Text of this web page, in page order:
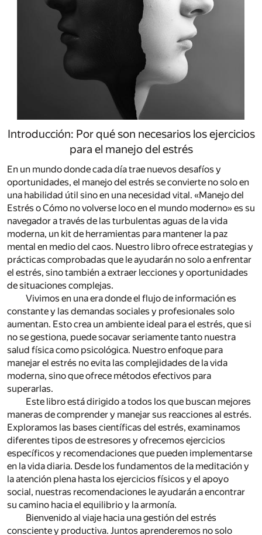
Introducción: Por qué son necesarios los ejercicios
para el manejo del estrés
En un mundo donde cada día trae nuevos desafíos y
oportunidades, el manejo del estrés se convierte no solo en
una habilidad útil sino en una necesidad vital. «Manejo del
Estrés o Cómo no volverse loco en el mundo moderno» es su
navegador a través de las turbulentas aguas de la vida
moderna, un kit de herramientas para mantener la paz
mental en medio del caos. Nuestro libro ofrece estrategias y
prácticas comprobadas que le ayudarán no solo a enfrentar
el estrés, sino también a extraer lecciones y oportunidades
de situaciones complejas.
Vivimos en una era donde el flujo de información es
constante y las demandas sociales y profesionales solo
aumentan. Esto crea un ambiente ideal para el estrés, que si
no se gestiona, puede socavar seriamente tanto nuestra
salud física como psicológica. Nuestro enfoque para
manejar el estrés no evita las complejidades de la vida
moderna, sino que ofrece métodos efectivos para
superarlas.
Este libro está dirigido a todos los que buscan mejores
maneras de comprender y manejar sus reacciones al estrés.
Exploramos las bases científicas del estrés, examinamos
diferentes tipos de estresores y ofrecemos ejercicios
específicos y recomendaciones que pueden implementarse
en la vida diaria. Desde los fundamentos de la meditación y
la atención plena hasta los ejercicios físicos y el apoyo
social, nuestras recomendaciones le ayudarán a encontrar
su camino hacia el equilibrio y la armonía.
Bienvenido al viaje hacia una gestión del estrés
consciente y productiva. Juntos aprenderemos no solo